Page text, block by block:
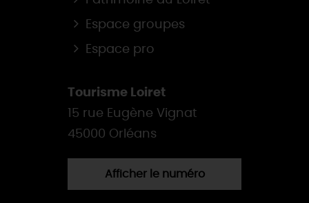
Espace groupes
Espace pro
Tourisme Loiret
15 rue Eugène Vignat
45000 Orléans
Afficher le numéro